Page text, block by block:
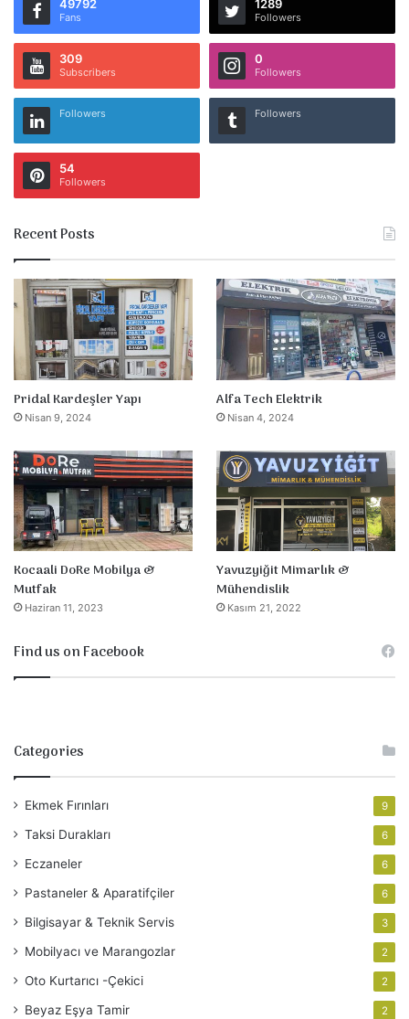
49792
Fans
1289
Followers
309
Subscribers
0
Followers
Followers Followers
54
Followers
Recent Posts
Pridal Kardeşler Yapı
Nisan 9, 2024
Alfa Tech Elektrik
Nisan 4, 2024
Kocaali DoRe Mobilya &
Mutfak
Haziran 11, 2023
Yavuzyiğit Mimarlık &
Mühendislik
Kasım 21, 2022
Find us on Facebook
Categories
Ekmek Fırınları 9
Taksi Durakları 6
Eczaneler 6
Pastaneler & Aparatifçiler 6
Bilgisayar & Teknik Servis 3
Mobilyacı ve Marangozlar 2
Oto Kurtarıcı -Çekici 2
Beyaz Eşya Tamir 2